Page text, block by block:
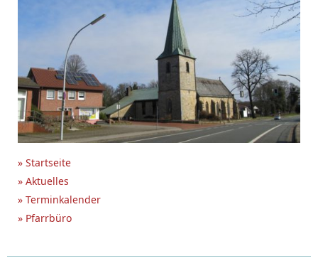
» Startseite
» Aktuelles
» Terminkalender
» Pfarrbüro